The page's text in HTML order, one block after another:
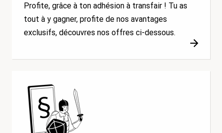
Profite, grâce à ton adhésion à transfair ! Tu as
tout à y gagner, profite de nos avantages
exclusifs, découvres nos offres ci-dessous.